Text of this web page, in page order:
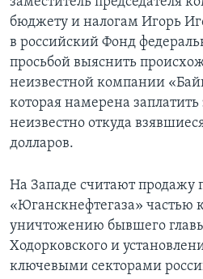
бюджету и налогам Игорь
в российский Фонд
просьбой выяснить
неизвестной компании
которая намерена
неизвестно откуда
долларов.
На Западе считают продажу
«Юганскнефтегаза» частью
уничтожению бывшего
Ходорковского и
ключевыми секторами